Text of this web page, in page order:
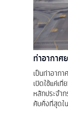
ท่าอากา
เป็นท่าอาก
เปิดใช้แค่เ
หลักประจำ
คับคั่งที่สุดใ